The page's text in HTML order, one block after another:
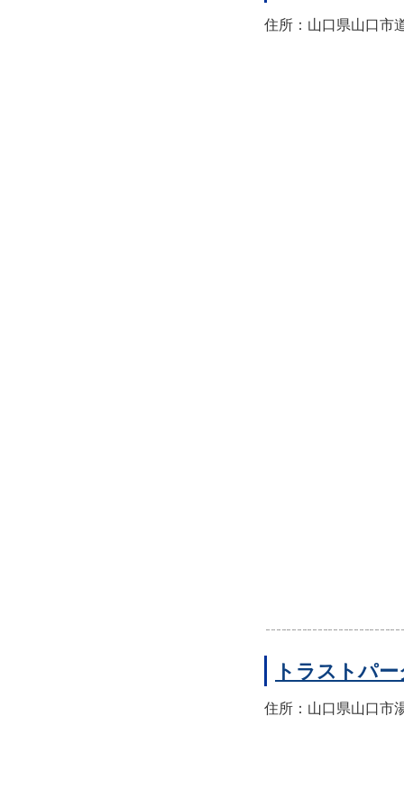
住所：山口県山口市
トラストパ
住所：山口県山口市